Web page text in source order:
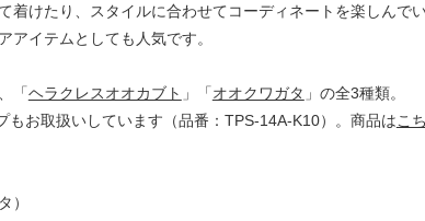
着けたり、スタイルに合わせてコーディネートを楽しんで
アイテムとしても人気です。
「ヘラクレスオオカブト 」「オオクワガタ 」の全3種類。
お取扱いしています（品番：TPS-14A-K10）。商品はこ
）